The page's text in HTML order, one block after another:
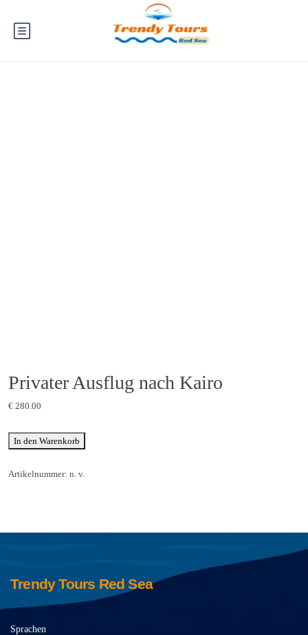
Privater Ausflug nach Kairo
€ 280.00
In den Warenkorb
Artikelnummer: n. v.
Trendy Tours Red Sea
Sprachen